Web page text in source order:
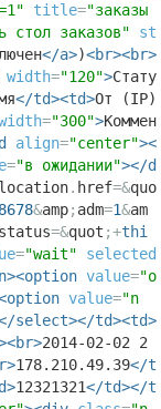
title="заказы
стол заказов"
st
</a>)<br><br>
width="120">Стату
</td><td>От (IP)
="300">Коммен
align="center"><
="в ожидании"></d
location. href=&quo
8678&amp; adm=1&am
status=&quot ;+thi
="wait"
selected
value="o
value="n
select></td><td>
2014-02-02 2
178.210.49.39</t
12321321</td></t